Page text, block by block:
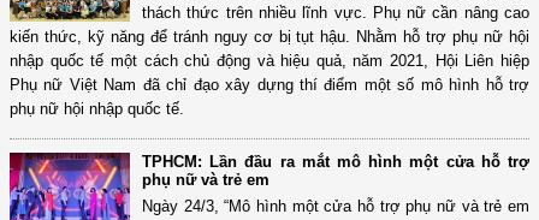
thách thức trên nhiều lĩnh vực. Phụ nữ cần nâng cao
kiến thức, kỹ năng để tránh nguy cơ bị tụt hậu. Nhằm hỗ trợ phụ nữ hội
nhập quốc tế một cách chủ động và hiệu quả, năm 2021, Hội Liên hiệp
Phụ nữ Việt Nam đã chỉ đạo xây dựng thí điểm một số mô hình hỗ trợ
phụ nữ hội nhập quốc tế.
TPHCM: Lần đầu ra mắt mô hình một cửa hỗ trợ
phụ nữ và trẻ em
Ngày 24/3, “Mô hình một cửa hỗ trợ phụ nữ và trẻ em